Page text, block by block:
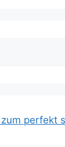
zum perfekt